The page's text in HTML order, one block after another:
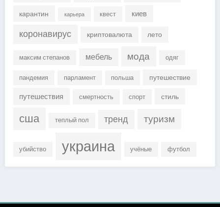
карантин
карьера квест киев
коронавирус криптовалюта лето
максим степанов мебель мода одяг
пандемия парламент польша путешествие
путешествия смертность спорт стиль
сша теплый пол тренд туризм
убийство украина учёные футбол